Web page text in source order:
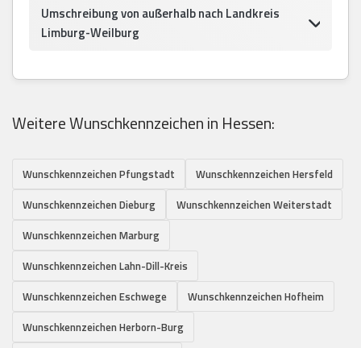
Umschreibung von außerhalb nach Landkreis
Limburg-Weilburg
Weitere Wunschkennzeichen in Hessen:
Wunschkennzeichen Pfungstadt
Wunschkennzeichen Hersfeld
Wunschkennzeichen Dieburg
Wunschkennzeichen Weiterstadt
Wunschkennzeichen Marburg
Wunschkennzeichen Lahn-Dill-Kreis
Wunschkennzeichen Eschwege
Wunschkennzeichen Hofheim
Wunschkennzeichen Herborn-Burg